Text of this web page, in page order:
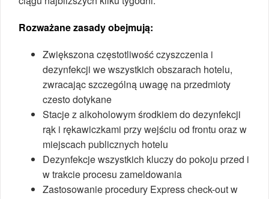
Rozważane zasady obejmują:
Zwiększona częstotliwość czyszczenia i
dezynfekcji we wszystkich obszarach hotelu,
zwracając szczególną uwagę na przedmioty
czesto dotykane
Stacje z alkoholowym środkiem do dezynfekcji
rąk i rękawiczkami przy wejściu od frontu oraz w
miejscach publicznych hotelu
Dezynfekcje wszystkich kluczy do pokoju przed i
w trakcie procesu zameldowania
Zastosowanie procedury Express check-out w